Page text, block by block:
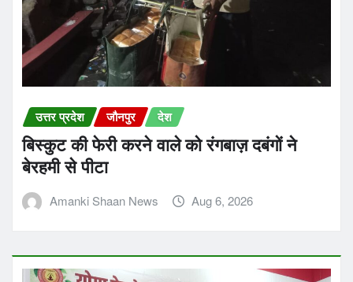
उत्तर प्रदेश जौनपुर देश
बिस्कुट की फेरी करने वाले को रंगबाज़ दबंगों ने
बेरहमी से पीटा
Amanki Shaan News Aug 6, 2026